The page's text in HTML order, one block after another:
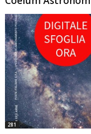
281